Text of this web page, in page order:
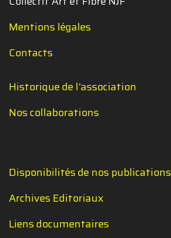
Mentions légales
Contacts
Historique de l'association
Nos collaborations
Disponibilités de nos publications
Archives Editoriaux
Liens documentaires